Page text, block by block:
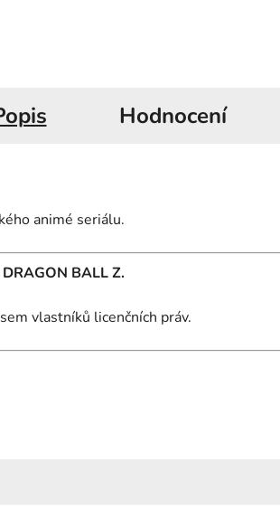
Hodnocení
animé seriálu.
DRAGON BALL Z.
vlastníků licenčních práv.